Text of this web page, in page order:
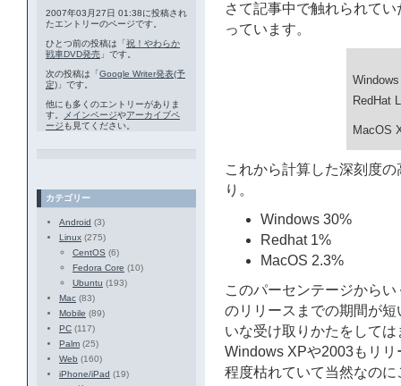
さて記事中で触れられて
っています。
Windows
RedHat
MacOS
これから計算した深刻度
り。
Windows 30%
Redhat 1%
MacOS 2.3%
このパーセンテージから
のリリースまでの期間が
いな受け取りかたをして
Windows XPや2003もリ
程度枯れていて当然なの
2007年03月27日 01:38に投稿され
たエントリーのページです。
ひとつ前の投稿は「祝！やわらか
戦車DVD発売 」です。
次の投稿は「Google Writer発表(予
定) 」です。
他にも多くのエントリーがありま
す。
メインページやアーカイブペ
ージ も見てください。
カテゴリー
Android (3)
Linux (275)
CentOS (6)
Fedora Core (10)
Ubuntu (193)
Mac (83)
Mobile (89)
PC (117)
Palm (25)
Web (160)
iPhone/iPad (19)